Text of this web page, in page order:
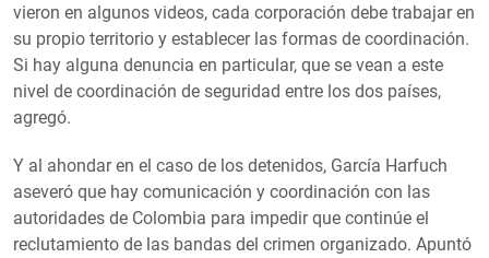
vieron en algunos videos, cada corporación debe trabajar en
su propio territorio y establecer las formas de coordinación.
Si hay alguna denuncia en particular, que se vean a este
nivel de coordinación de seguridad entre los dos países,
agregó.
Y al ahondar en el caso de los detenidos, García Harfuch
aseveró que hay comunicación y coordinación con las
autoridades de Colombia para impedir que continúe el
reclutamiento de las bandas del crimen organizado. Apuntó